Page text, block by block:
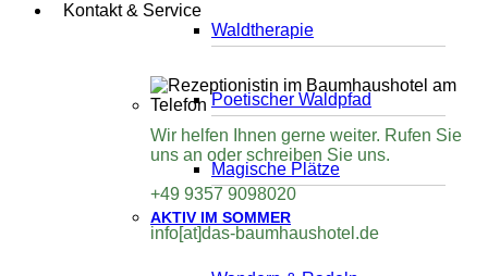
Waldtherapie
Poetischer Waldpfad
Magische Plätze
AKTIV IM SOMMER
Kontakt & Service
Wir helfen Ihnen gerne weiter. Rufen Sie
uns an oder schreiben Sie uns.
+49 9357 9098020
info[at]das-baumhaushotel.de